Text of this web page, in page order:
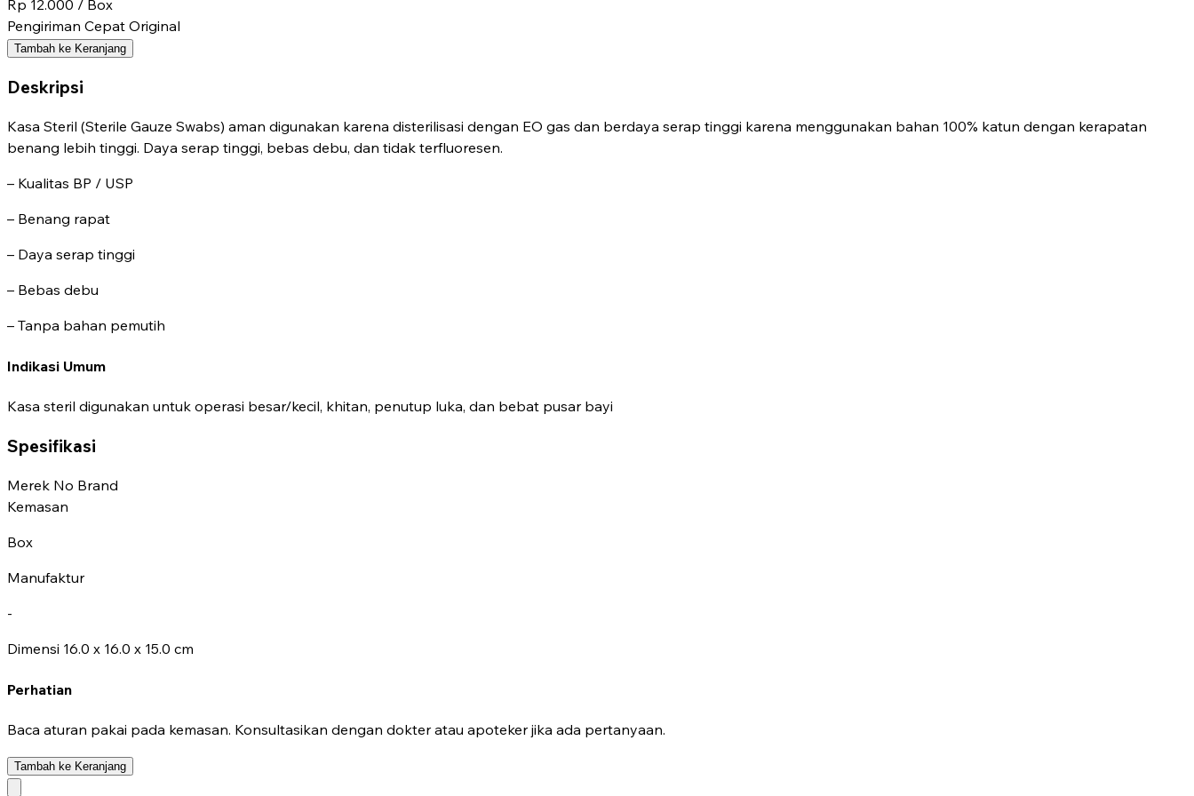
Rp 12.000 / Box
Pengiriman Cepat Original
Tambah ke Keranjang
Deskripsi
Kasa Steril (Sterile Gauze Swabs) aman digunakan karena disterilisasi dengan EO gas dan berdaya serap tinggi karena menggunakan bahan 100% katun dengan kerapatan
benang lebih tinggi. Daya serap tinggi, bebas debu, dan tidak terfluoresen.
– Kualitas BP / USP
– Benang rapat
– Daya serap tinggi
– Bebas debu
– Tanpa bahan pemutih
Indikasi Umum
Kasa steril digunakan untuk operasi besar/kecil, khitan, penutup luka, dan bebat pusar bayi
Spesifikasi
Merek No Brand
Kemasan
Box
Manufaktur
-
Dimensi 16.0 x 16.0 x 15.0 cm
Perhatian
Baca aturan pakai pada kemasan. Konsultasikan dengan dokter atau apoteker jika ada pertanyaan.
Tambah ke Keranjang